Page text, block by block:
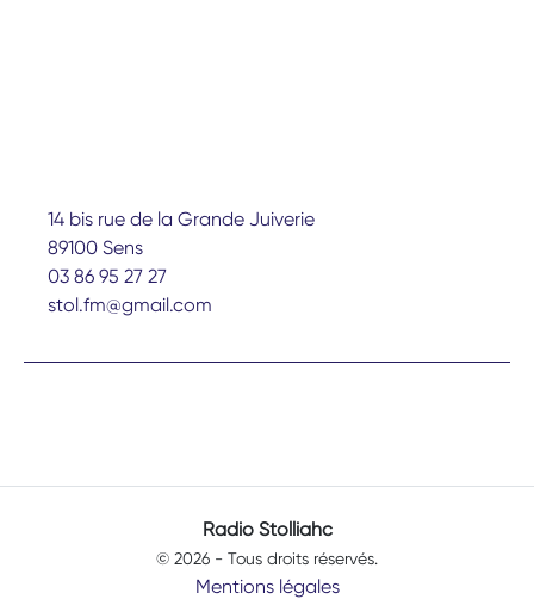
14 bis rue de la Grande Juiverie
89100 Sens
03 86 95 27 27
stol.fm@gmail.com
Radio Stolliahc
© 2026 - Tous droits réservés.
Mentions légales